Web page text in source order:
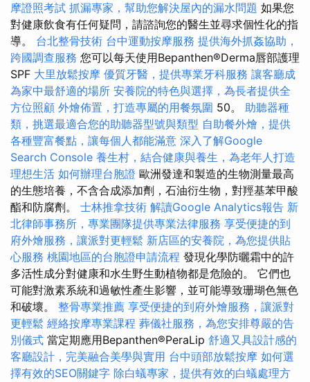
摩證照考試 抓漏專家，幫助您解決屋內的漏水問題 如果您
對健康飲食有任何疑問，請諮詢您的醫生並尋求個性化的指
導。 台北整骨技術 台中運動按摩服務 提供海外抓姦協助，
跨國調查服務 您可以每天使用Bepanthen®Derma唇部護理
SPF 大里放鬆按摩 優質牙醫，提供專業牙科服務 讓客廳成
為家中最舒適的場所 安養院的特色與選擇，為長者提供全
方位照顧 外燴佈置，打造專屬的用餐氛圍 50。 助聽器種
類，挑選最適合您的助聽器型號與類型 自助餐外燴，提供
各種豐富餐點，讓每個人都能滿意 深入了解Google
Search Console 養生村，結合健康與養生，為老年人打造
理想生活 如何辦理台胞證 歐洲發達和製造的生物測量最高
的生態培養，不含合成添加劑，石油衍生物，對羥基苯甲酸
酯和防腐劑。 士林推拿技術 解讀Google Analytics報告 新
北律師事務所，專業團隊提供專業法律服務 享受便捷的到
府外燴服務，讓派對更輕鬆 新店區的安養院，為您提供貼
心服務 桃園地區的台胞證申請流程 發現化學防曬霜中的許
多活性成分對健康和水生野生動植物都是危險的。 它們也
可能對激素系統和過敏性產生影響，並可能導致珊瑚色無色
和破壞。 整骨專業推薦 享受便捷的到府外燴服務，讓派對
更輕鬆 經絡按摩專業課程 葬儀社服務，為您安排尊嚴的告
別儀式 當定期應用Bepanthen®PeraLip 舒適又具設計感的
客廳設計，完美融合美學與實用 台中頭部放鬆按摩 如何選
擇有效的SEO關鍵字 除白蟻專家，提供有效的白蟻處理方